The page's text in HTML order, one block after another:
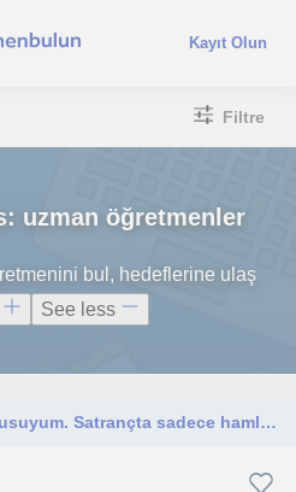
Kayıt Olun
Filtre
uzman öğretmenler
bul, hedeflerine ulaş
See less
Profesyonel satranç oyuncusuyum. Satrançta sadece hamle öğretmekle kalmayıp, doğru düşünme, strateji kurma ve analiz yeteneği kaza